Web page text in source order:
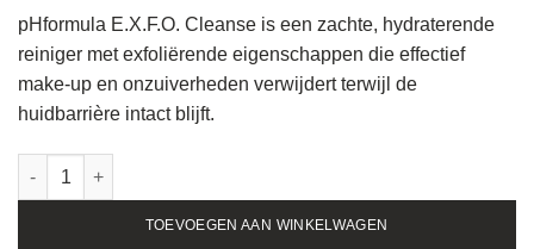
pHformula E.X.F.O. Cleanse is een zachte, hydraterende
reiniger met exfoliërende eigenschappen die effectief
make-up en onzuiverheden verwijdert terwijl de
huidbarrière intact blijft.
pHformula E.X.F.O. Cleanse - 100ml aantal
TOEVOEGEN AAN WINKELWAGEN